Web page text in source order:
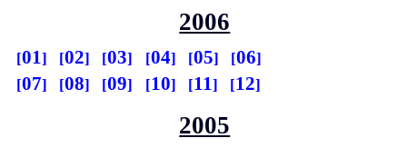
2006
01 02 03 04 05
06
07
08 09 10 11 12
2005